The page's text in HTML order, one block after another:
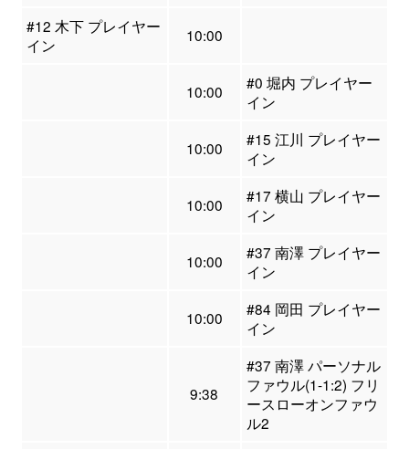
#12 木下 プレイヤー
イン
10:00
10:00
#0 堀内 プレイヤー
イン
10:00
#15 江川 プレイヤー
イン
10:00
#17 横山 プレイヤー
イン
10:00
#37 南澤 プレイヤー
イン
10:00
#84 岡田 プレイヤー
イン
9:38
#37 南澤 パーソナル
ファウル(1-1:2) フリ
ースローオンファウ
ル2